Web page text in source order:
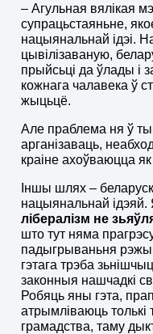
– Агульная вялікая
супрацьстаяньне,
нацыянальнай ідэі.
цывілізаваную,
прыйсьці да ўлады і
кожнага чалавека ў
жыцьцё.
Але праблема ня ў
арганізаваць,
краіне ахоўваюцца
Іншы шлях –
нацыянальнай ідэяй.
лібералізм не зь
што тут няма
падыгрываньня
гэтага трэба
законныя нашчадкі
Робяць яны гэта,
атрымліваюць толькі
грамадства, таму